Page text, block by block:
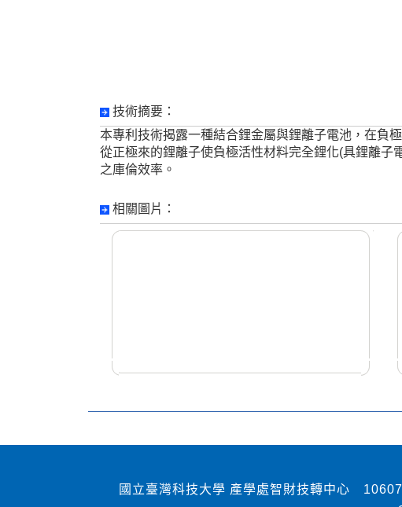
技術摘要：
本專利技術揭露一種結合鋰金屬與鋰離子電池，在負
從正極來的鋰離子使負極活性材料完全鋰化(具鋰離子
之庫倫效率。
相關圖片：
國立臺灣科技大學 產學處智財技轉中心